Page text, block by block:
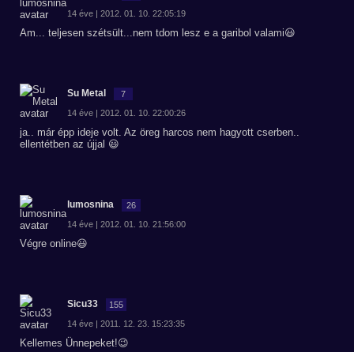
14 éve | 2012. 01. 10. 22:05:19
Am... teljesen szétsült...nem tdom lesz e a garibol valami😃
Su Metal 7
14 éve | 2012. 01. 10. 22:00:26
ja.. már épp ideje volt. Az öreg harcos nem hagyott cserben..
ellentétben az újjal 😃
lumosnina 26
14 éve | 2012. 01. 10. 21:56:00
Végre online😃
Sicu33 155
14 éve | 2011. 12. 23. 15:23:35
Kellemes Ünnepeket!😉